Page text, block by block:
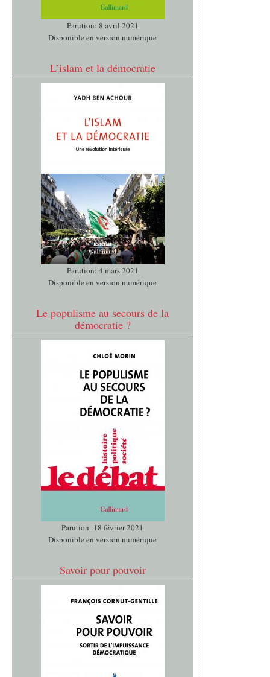
Parution: 8 avril 2021
Disponible en version numérique
L’islam et la démocratie
Parution: 4 mars 2021
Disponible en version numérique
Le populisme au secours de la
démocratie ?
Parution :18 février 2021
Disponible en version numérique
Savoir pour pouvoir